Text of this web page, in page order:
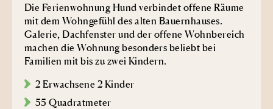
Die Ferienwohnung Hund verbindet offene Räume
mit dem Wohngefühl des alten Bauernhauses.
Galerie, Dachfenster und der offene Wohnbereich
machen die Wohnung besonders beliebt bei
Familien mit bis zu zwei Kindern.
2 Erwachsene 2 Kinder
55 Quadratmeter